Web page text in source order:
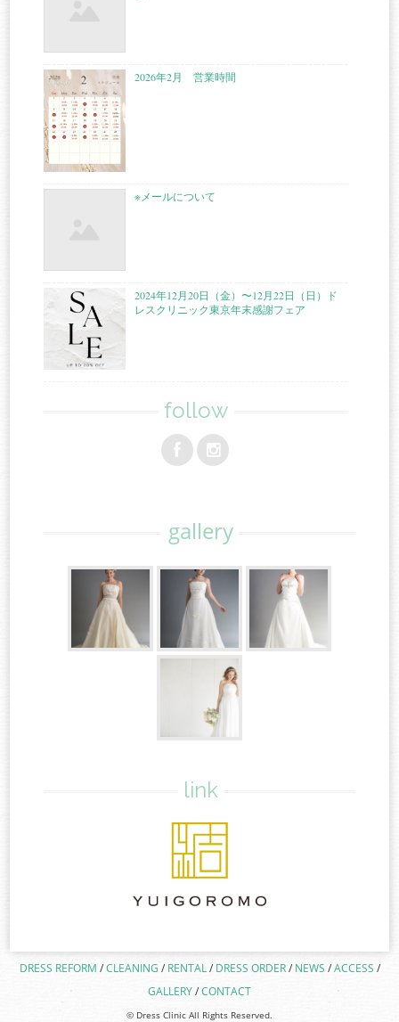
2026年2月 営業時間
※メールについて
2024年12月20日（金）〜12月22日（日）ド
レスクリニック東京年末感謝フェア
follow
gallery
link
DRESS REFORM CLEANING RENTAL DRESS ORDER NEWS
ACCESS
GALLERY
CONTACT
© Dress Clinic All Rights Reserved.